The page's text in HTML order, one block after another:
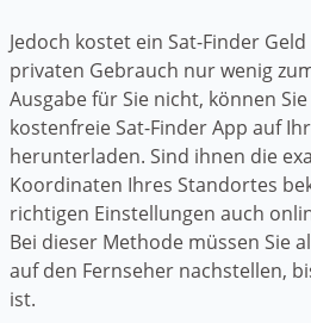
Jedoch kostet ein Sat-Finder
privaten Gebrauch nur wenig
Ausgabe für Sie nicht, können
kostenfreie Sat-Finder App auf
herunterladen. Sind ihnen die
Koordinaten Ihres Standortes
richtigen Einstellungen auch
Bei dieser Methode müssen Sie
auf den Fernseher nachstellen,
ist.